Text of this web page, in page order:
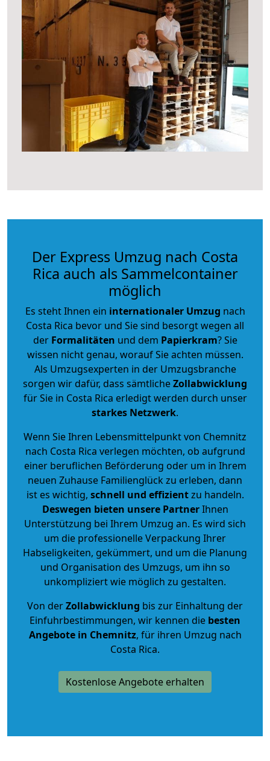
Der Express Umzug nach Costa
Rica auch als Sammelcontainer
möglich
Es steht Ihnen ein internationaler Umzug nach
Costa Rica bevor und Sie sind besorgt wegen all
der Formalitäten und dem Papierkram? Sie
wissen nicht genau, worauf Sie achten müssen.
Als Umzugsexperten in der Umzugsbranche
sorgen wir dafür, dass sämtlicheZollabwicklung
für Sie in Costa Rica erledigt werden durch unser
starkes Netzwerk.
Wenn Sie Ihren Lebensmittelpunkt von Chemnitz
nach Costa Rica verlegen möchten, ob aufgrund
einer beruflichen Beförderung oder um in Ihrem
neuen Zuhause Familienglück zu erleben, dann
ist es wichtig, schnell und effizientzu handeln.
Deswegen bieten unsere PartnerIhnen
Unterstützung bei Ihrem Umzug an. Es wird sich
um die professionelle Verpackung Ihrer
Habseligkeiten, gekümmert, und um die Planung
und Organisation des Umzugs, um ihn so
unkompliziert wie möglich zu gestalten.
Von derZollabwicklung bis zur Einhaltung der
Einfuhrbestimmungen, wir kennen die besten
Angebote in Chemnitz, für ihren Umzug nach
Costa Rica.
Kostenlose Angebote erhalten